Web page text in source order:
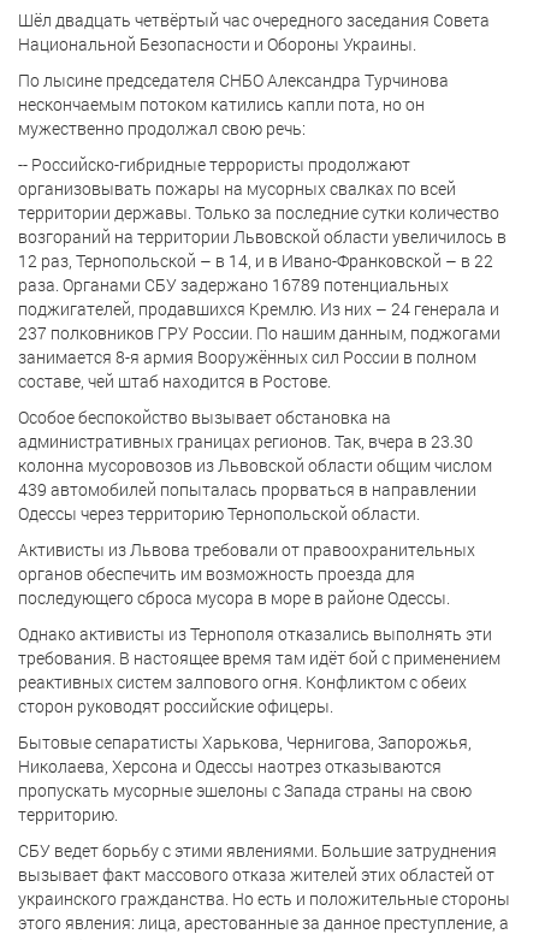
Шёл двадцать четвёртый час очередного заседания Совета
Национальной Безопасности и Обороны Украины.
По лысине председателя СНБО Александра Турчинова
нескончаемым потоком катились капли пота, но он
мужественно продолжал свою речь:
-- Российско-гибридные террористы продолжают
организовывать пожары на мусорных свалках по всей
территории державы. Только за последние сутки количество
возгораний на территории Львовской области увеличилось в
12 раз, Тернопольской – в 14, и в Ивано-Франковской – в 22
раза. Органами СБУ задержано 16789 потенциальных
поджигателей, продавшихся Кремлю. Из них – 24 генерала и
237 полковников ГРУ России. По нашим данным, поджогами
занимается 8-я армия Вооружённых сил России в полном
составе, чей штаб находится в Ростове.
Особое беспокойство вызывает обстановка на
административных границах регионов. Так, вчера в 23.30
колонна мусоровозов из Львовской области общим числом
439 автомобилей попыталась прорваться в направлении
Одессы через территорию Тернопольской области.
Активисты из Львова требовали от правоохранительных
органов обеспечить им возможность проезда для
последующего сброса мусора в море в районе Одессы.
Однако активисты из Тернополя отказались выполнять эти
требования. В настоящее время там идёт бой с применением
реактивных систем залпового огня. Конфликтом с обеих
сторон руководят российские офицеры.
Бытовые сепаратисты Харькова, Чернигова, Запорожья,
Николаева, Херсона и Одессы наотрез отказываются
пропускать мусорные эшелоны с Запада страны на свою
территорию.
СБУ ведет борьбу с этими явлениями. Большие затруднения
вызывает факт массового отказа жителей этих областей от
украинского гражданства. Но есть и положительные стороны
этого явления: лица, арестованные за данное преступление, а